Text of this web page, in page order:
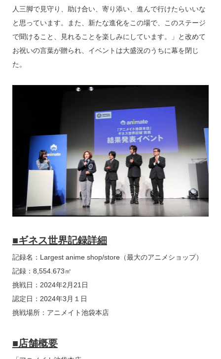
人三脚で見守り、助け合い、寄り添い、進んで行けたらいいな
と思っています。また、新たな進化をこの場で、このステージ
で聞けること、見れることを楽しみにしています。」と改めて
お祝いの言葉が贈られ、イベントは大盛況のうちに幕を閉じ
た。
■ギネス世界記録詳細
記録名：Largest anime shop/store（最大のアニメショップ）
記録：8,554.673㎡
挑戦日：2024年2月21日
認定日：2024年3月１日
挑戦場所：アニメイト池袋本店
■店舗概要